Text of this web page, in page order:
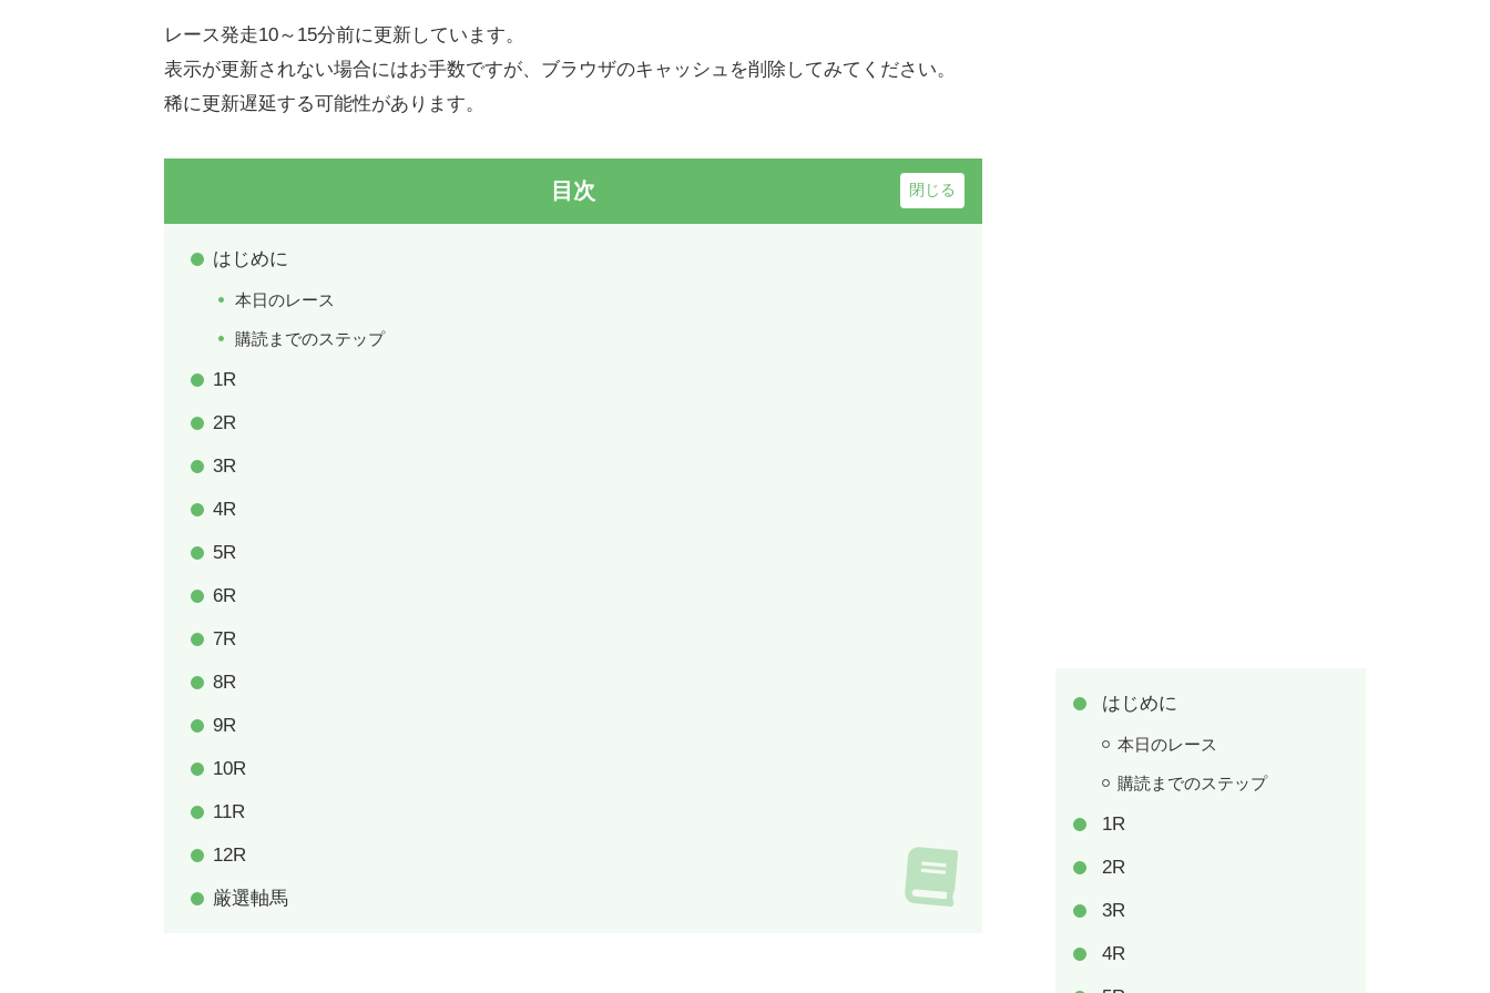
レース発走10～15分前に更新しています。
表示が更新されない場合にはお手数ですが、ブラウザのキャッシュを削除してみてください。
稀に更新遅延する可能性があります。
目次
はじめに
本日のレース
購読までのステップ
1R
2R
3R
4R
5R
6R
7R
8R
9R
10R
11R
12R
厳選軸馬
はじめに
本日のレース
購読までのステップ
1R
2R
3R
4R